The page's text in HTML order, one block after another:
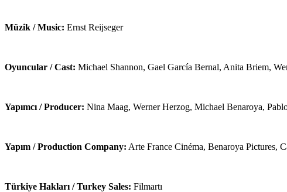
Müzik / Music: Ernst Reijseger
Oyuncular / Cast: Michael Shannon, Gael García Bernal, Anita Briem,
Yapımcı / Producer: Nina Maag, Werner Herzog, Michael Benaroya,
Yapım / Production Company: Arte France Cinéma, Benaroya Pictures,
Türkiye Hakları / Turkey Sales: Filmartı